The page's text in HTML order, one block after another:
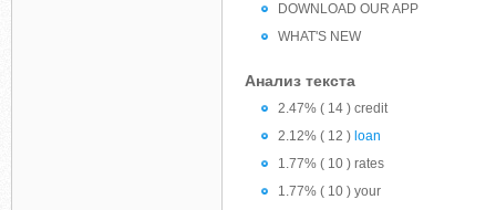
DOWNLOAD OUR APP
WHAT'S NEW
Анализ текста
2.47% ( 14 ) credit
2.12% ( 12 ) loan
1.77% ( 10 ) rates
1.77% ( 10 ) your